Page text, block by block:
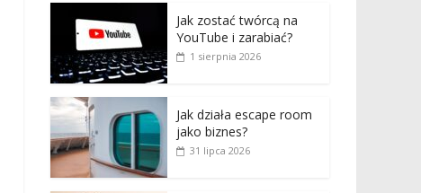
Jak zostać twórcą na
YouTube i zarabiać?
1 sierpnia 2026
Jak działa escape room
jako biznes?
31 lipca 2026